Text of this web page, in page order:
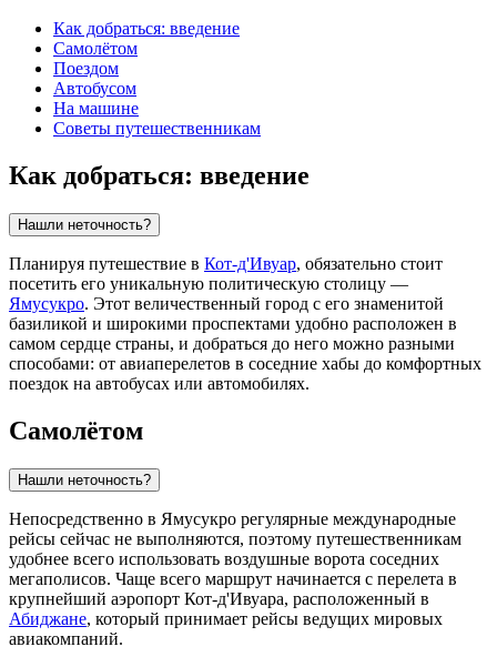
Как добраться: введение
Самолётом
Поездом
Автобусом
На машине
Советы путешественникам
Как добраться: введение
Нашли неточность?
Планируя путешествие в Кот-д'Ивуар, обязательно стоит
посетить его уникальную политическую столицу —
Ямусукро. Этот величественный город с его знаменитой
базиликой и широкими проспектами удобно расположен в
самом сердце страны, и добраться до него можно разными
способами: от авиаперелетов в соседние хабы до комфортных
поездок на автобусах или автомобилях.
Самолётом
Нашли неточность?
Непосредственно в Ямусукро регулярные международные
рейсы сейчас не выполняются, поэтому путешественникам
удобнее всего использовать воздушные ворота соседних
мегаполисов. Чаще всего маршрут начинается с перелета в
крупнейший аэропорт Кот-д'Ивуара, расположенный в
Абиджане, который принимает рейсы ведущих мировых
авиакомпаний.